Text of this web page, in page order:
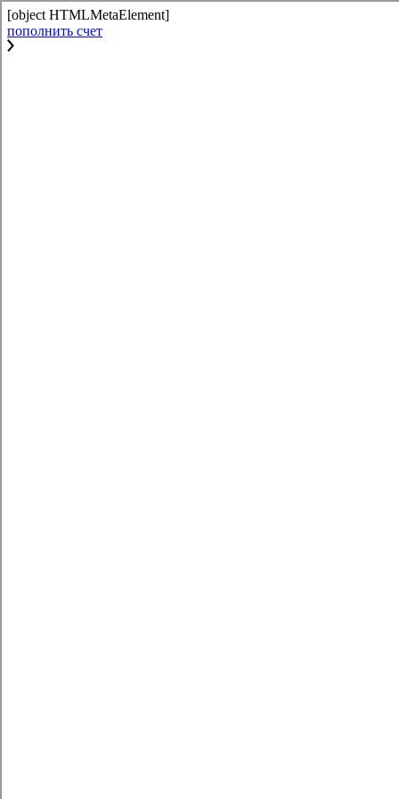
[object HTMLMetaElement]
пополнить счет